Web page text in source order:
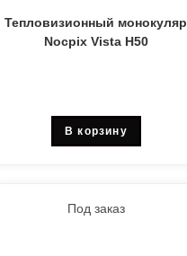
Тепловизионный монокуляр
Nocpix Vista H50
В корзину
Под заказ